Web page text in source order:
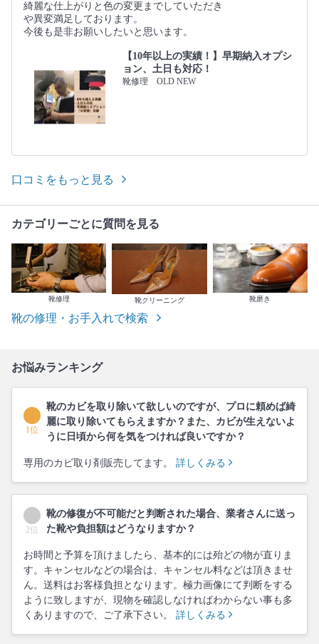
綺麗な仕上がりと色の変更までしていただき
や異変満足しております。
今後も是非お願いしたいと思います。
【10年以上の実績！】早期納入オプシ
ョン、土日も対応！
靴修理 OLD NEW
口コミをもっと見る
カテゴリーごとに質問を見る
靴修理 靴クリーニング 靴磨き
靴の修理・お手入れで検索
お悩みランキング
1位
靴のカビを取り除いて欲しいのですが、プロに頼めば綺
麗に取り除いてもらえますか？また、カビが生えないよ
うに日頃から何を気をつければ良いですか？
専用のカビ取り剤販売してます。 詳しくみる
2位
靴の修復が不可能だと判断された場合、業者さんに送っ
た靴や負担額はどうなりますか？
お時間と予算を頂けましたら、基本的には殆どの物が直りま
す。キャンセルなどの場合は、キャンセル料などは頂きませ
ん。送料はお客様負担となります。極力画像にて判断をする
ように致しますが、現物を確認しなければわからない事も多
くありますので、ご了承下さい。 詳しくみる